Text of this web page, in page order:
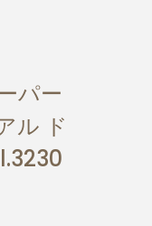
パー
ル ド